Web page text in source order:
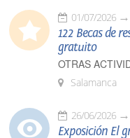
01/07/2026
122 Becas de
gratuito
OTRAS
Salamanca
26/06/2026
Exposición El